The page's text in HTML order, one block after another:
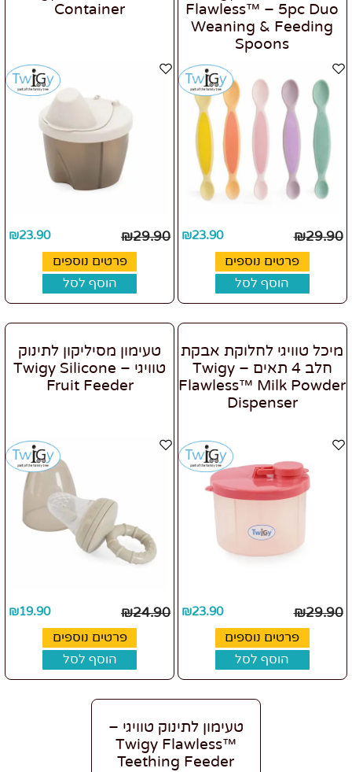
Flawless™ – 5pc Duo
Weaning & Feeding
Spoons
₪29.90
₪23.90
פרטים נוספים
הוסף לסל
Container
₪29.90
₪23.90
פרטים נוספים
הוסף לסל
מיכל טוויגי לחלוקת אבקת
חלב 4 תאים – Twigy
Flawless™ Milk Powder
Dispenser
₪29.90
₪23.90
פרטים נוספים
הוסף לסל
טעימון מסיליקון לתינוק
טוויגי – Twigy Silicone
Fruit Feeder
₪24.90
₪19.90
פרטים נוספים
הוסף לסל
טעימון לתינוק טוויגי –
Twigy Flawless™
Teething Feeder